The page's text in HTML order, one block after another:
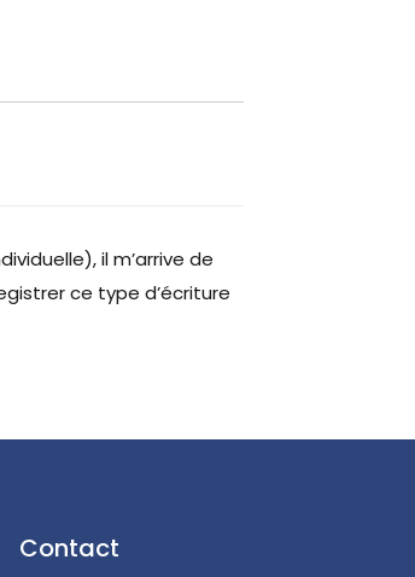
il m’arrive de
ce type d’écriture
Contact